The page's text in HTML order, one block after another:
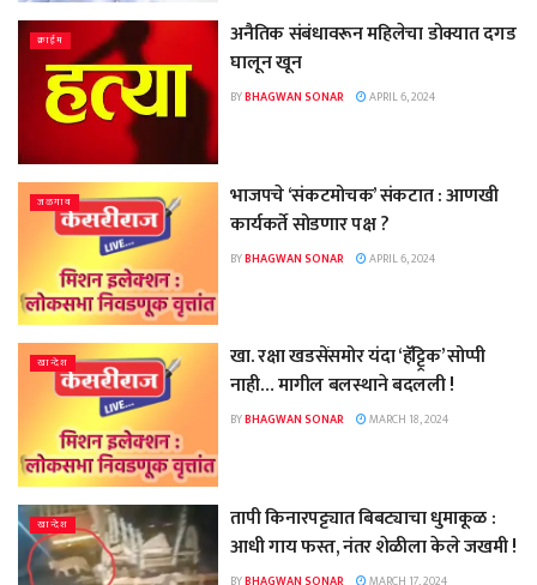
क्राईम
अनैतिक संबंधावरून महिलेचा डोक्यात दगड
घालून खून
BYBHAGWAN SONAR APRIL 6, 2024
जळगाव
भाजपचे ‘संकटमोचक’ संकटात : आणखी
कार्यकर्ते सोडणार पक्ष ?
BYBHAGWAN SONAR APRIL 6, 2024
खान्देश
खा. रक्षा खडसेंसमोर यंदा ‘हॅट्ट्रिक’ सोप्पी
नाही… मागील बलस्थाने बदलली !
BYBHAGWAN SONAR MARCH 18, 2024
खान्देश
तापी किनारपट्ट्यात बिबट्याचा धुमाकूळ :
आधी गाय फस्त, नंतर शेळीला केले जखमी !
BYBHAGWAN SONAR MARCH 17, 2024